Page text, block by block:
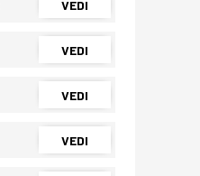
VEDI
VEDI
VEDI
VEDI